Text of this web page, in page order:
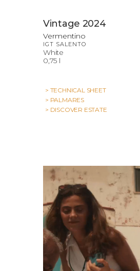
Vintage 2024
Vermentino
IGT SALENTO
White
0,75 l
> TECHNICAL SHEET
> PALMARES
> DISCOVER ESTATE